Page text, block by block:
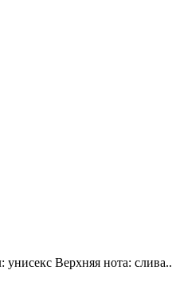
Верхняя нота: слива..